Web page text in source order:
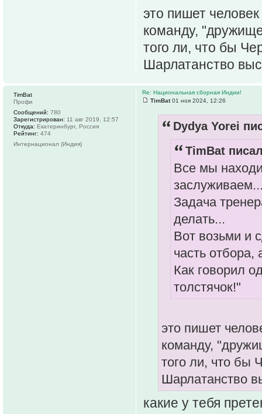
это пишет
команду,
того ли, что бы
Шарлатанство
Re: Национальная сборная Индии!
TimBat01 ноя 2024, 12:26
Dydya Yorei
TimBat
Все мы
Задача
делать...
Вот возьми и
часть отбора,
Как говорил
толстячок!"
это пишет
команду,
того ли, что бы
Шарлатанство
какие у тебя
TimBat
Профи
Сообщений: 780
Зарегистрирован: 11 авг 2019, 12:57
Откуда: Екатеринбург, Россия
Рейтинг: 474
Интернационал (Индия)